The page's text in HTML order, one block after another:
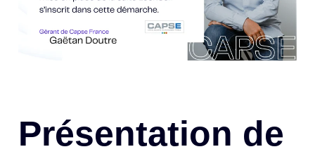
Présentation de